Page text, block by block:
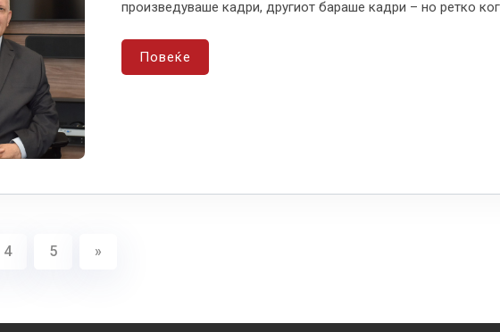
произведуваше кадри, другиот бараше кадри – но ретко
Повеќе
4 5 »